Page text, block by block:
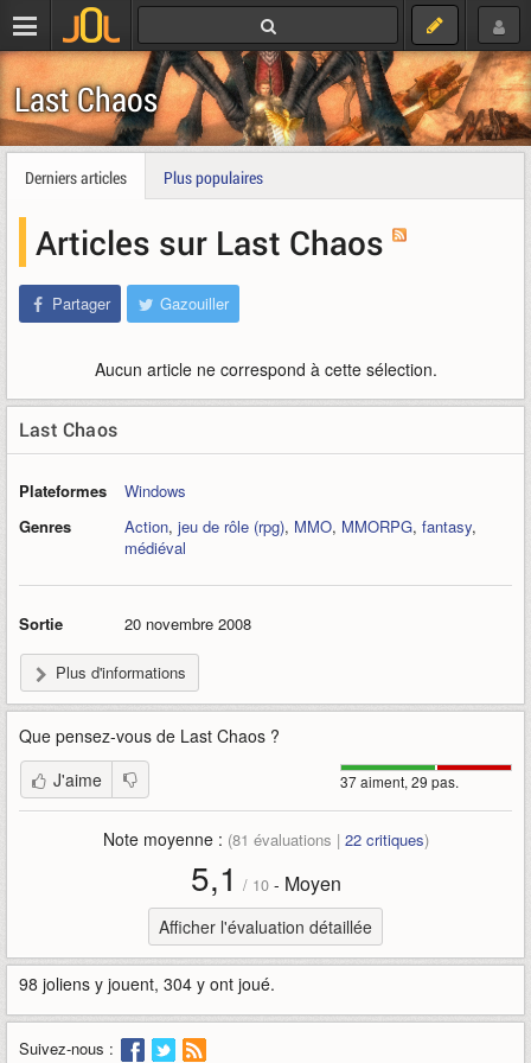
Last Chaos
Derniers articles Plus populaires
Articles sur Last Chaos
Partager Gazouiller
Aucun article ne correspond à cette sélection.
Last Chaos
Plateformes
Windows
Genres
Action, jeu de rôle (rpg), MMO, MMORPG, fantasy,
médiéval
Sortie 20 novembre 2008
Plus d'informations
Que pensez-vous de Last Chaos ?
37 aiment, 29 pas.
J'aime
Note moyenne : (81 évaluations | 22critiques)
5,1 / 10- Moyen
Afficher l'évaluation détaillée
98 joliens y jouent, 304 y ont joué.
Suivez-nous :